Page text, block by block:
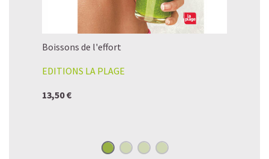
Boissons de l'effort
EDITIONS LA PLAGE
13,50 €